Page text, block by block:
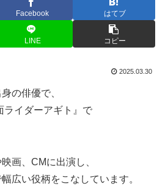
Facebook はてブ
LINE コピー
2025.03.30
の俳優で、
ライダーアギト』で
画、CMに出演し、
広い役柄をこなしています。